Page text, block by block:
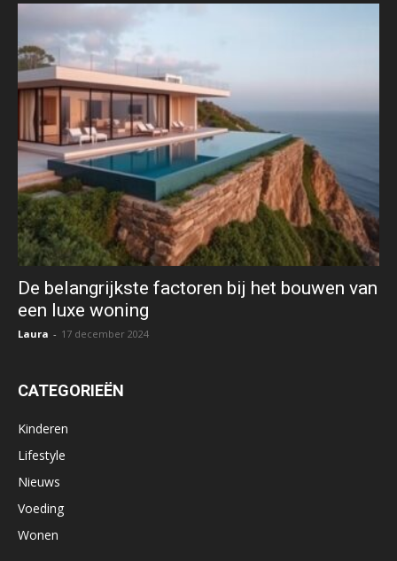
De belangrijkste factoren bij het bouwen van
een luxe woning
Laura - 17 december 2024
CATEGORIEËN
Kinderen
Lifestyle
Nieuws
Voeding
Wonen